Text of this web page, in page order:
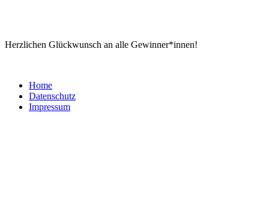
Herzlichen Glückwunsch an alle Gewinner*innen!
Home
Datenschutz
Impressum